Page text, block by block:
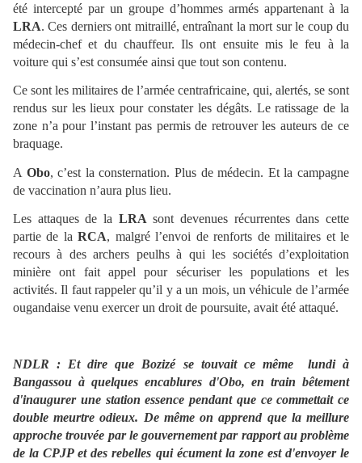
été intercepté par un groupe d’hommes armés appartenant à la
LRA. Ces derniers ont mitraillé, entraînant la mort sur le coup du
médecin-chef et du chauffeur. Ils ont ensuite mis le feu à la
voiture qui s’est consumée ainsi que tout son contenu.
Ce sont les militaires de l’armée centrafricaine, qui, alertés, se sont
rendus sur les lieux pour constater les dégâts. Le ratissage de la
zone n’a pour l’instant pas permis de retrouver les auteurs de ce
braquage.
A Obo, c’est la consternation. Plus de médecin. Et la campagne
de vaccination n’aura plus lieu.
Les attaques de la LRA sont devenues récurrentes dans cette
partie de laRCA, malgré l’envoi de renforts de militaires et le
recours à des archers peulhs à qui les sociétés d’exploitation
minière ont fait appel pour sécuriser les populations et les
activités. Il faut rappeler qu’il y a un mois, un véhicule de l’armée
ougandaise venu exercer un droit de poursuite, avait été attaqué.
NDLR : Et dire que Bozizé se touvait ce même
lundi à
Bangassou à quelques encablures d'Obo, en train bêtement
d'inaugurer une station essence pendant que ce commettait ce
double meurtre odieux. De même on apprend que la meillure
approche trouvée par le gouvernement par rapport au problème
de la CPJP et des rebelles qui écument la zone est d'envoyer le